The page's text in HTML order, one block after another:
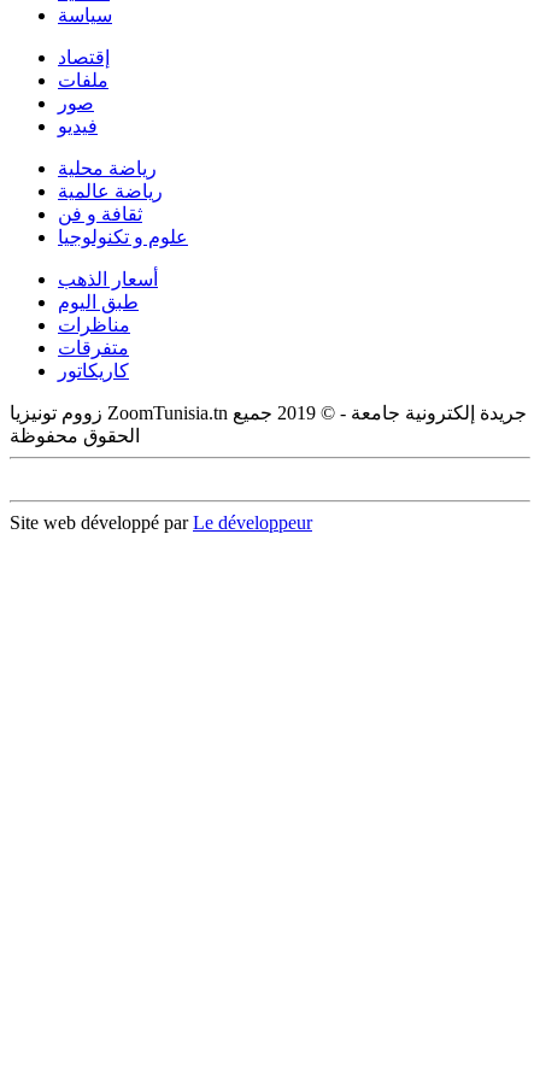
سياسة
إقتصاد
ملفات
صور
فيديو
رياضة محلية
رياضة عالمية
ثقافة و فن
علوم و تكنولوجيا
أسعار الذهب
طبق اليوم
مناظرات
متفرقات
كاريكاتور
زووم تونيزيا ZoomTunisia.tn جريدة إلكترونية جامعة - © 2019 جميع
الحقوق محفوظة
Site web développé parLe développeur